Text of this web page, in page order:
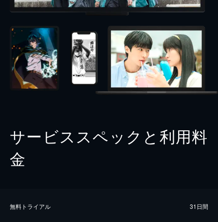
サービススペックと利用料
金
無料トライアル 31日間